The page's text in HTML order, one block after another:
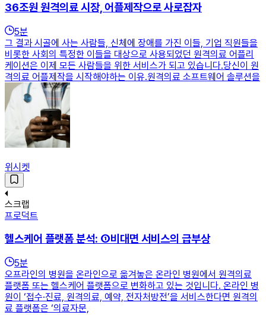
36조원 원격의료 시장, 어플제작으로 사로잡자
5분
그 결과 시골에 사는 사람들, 신체에 장애를 가진 이들, 기업 직원들을
비롯한 사회의 특정한 이들을 대상으로 사용되었던 원격의료 어플리
케이션은 이제 모든 사람들을 위한 서비스가 되고 있습니다.​​당신이 원
격의료 어플제작을 시작해야하는 이유.원격의료 소프트웨어 솔루션을
위시켓
스크랩
프로덕트
헬스케어 플랫폼 분석: ①비대면 서비스의 급부상
5분
오프라인의 병원을 온라인으로 옮겨놓은 온라인 병원에서 원격의료
플랫폼 또는 헬스케어 플랫폼으로 변화하고 있는 것입니다. 온라인 병
원이 ‘접수·진료, 원격의료, 예약, 전자처방전’을 서비스한다면 원격의
료 플랫폼은 ‘의료자문,